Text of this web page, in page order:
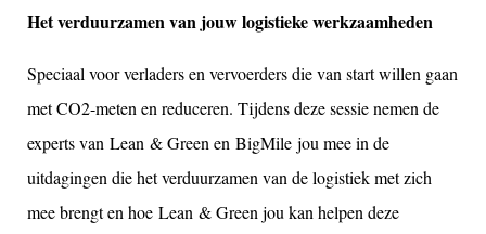
Het verduurzamen van jouw logistieke werkzaamheden
Speciaal voor verladers en vervoerders die van start willen gaan
met CO2-meten en reduceren. Tijdens deze sessie nemen de
experts van Lean & Green en BigMile jou mee in de
uitdagingen die het verduurzamen van de logistiek met zich
mee brengt en hoe Lean & Green jou kan helpen deze